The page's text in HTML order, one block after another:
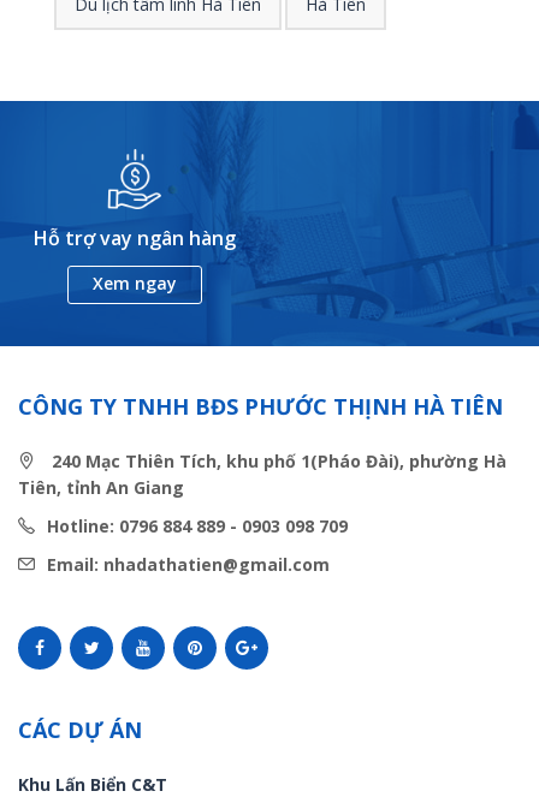
Hỗ trợ vay ngân hàng
Xem ngay
CÔNG TY TNHH BĐS PHƯỚC THỊNH HÀ TIÊN
240 Mạc Thiên Tích, khu phố 1(Pháo Đài), phường Hà
Tiên, tỉnh An Giang
Hotline: 0796 884 889 - 0903 098 709
Email: nhadathatien@gmail.com
CÁC DỰ ÁN
Khu Lấn Biển C&T